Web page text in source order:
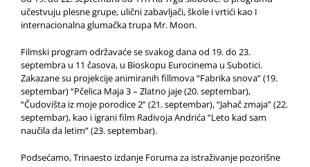
učestvuju plesne grupe, ulični zabavljači, škole i vrtići kao I
internacionalna glumačka trupa Mr. Moon.
Filmski program održavaće se svakog dana od 19. do 23.
septembra u 11 časova, u Bioskopu Eurocinema u Subotici.
Zakazane su projekcije animiranih fillmova “Fabrika snova” (19.
septembar) “Pčelica Maja 3 – Zlatno jaje (20. septembar),
“Čudovišta iz moje porodice 2” (21. septembar), “Jahač zmaja” (22.
septembar), kao i igrani film Radivoja Andrića “Leto kad sam
naučila da letim” (23. septembar).
Podsećamo, Trinaesto izdanje Foruma za istraživanje pozorišne